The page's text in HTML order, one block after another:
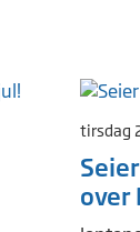
tirsdag
over